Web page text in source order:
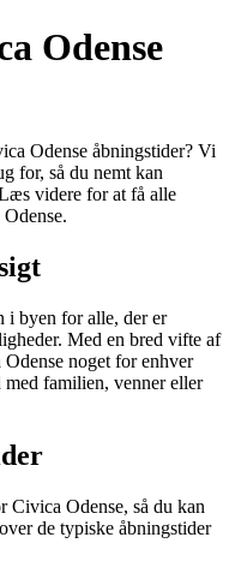
Odense
Odense åbningstider? Vi
for, så du nemt kan
videre for at få alle
i byen for alle, der er
Med en bred vifte af
noget for enhver
familien, venner eller
Civica Odense, så du kan
de typiske åbningstider